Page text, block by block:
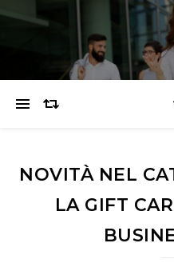
NOVITÀ NEL
LA GIFT